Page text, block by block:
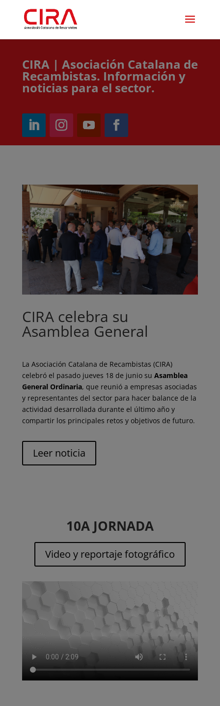
CIRA | Asociación Catalana de
Recambistas. Información y
noticias para el sector.
CIRA celebra su
Asamblea General
La Asociación Catalana de Recambistas (CIRA)
celebró el pasado jueves 18 de junio su Asamblea
General Ordinaria, que reunió a empresas asociadas
y representantes del sector para hacer balance de la
actividad desarrollada durante el último año y
compartir los principales retos y objetivos de futuro.
Leer noticia
10A JORNADA
Video y reportaje fotográfico